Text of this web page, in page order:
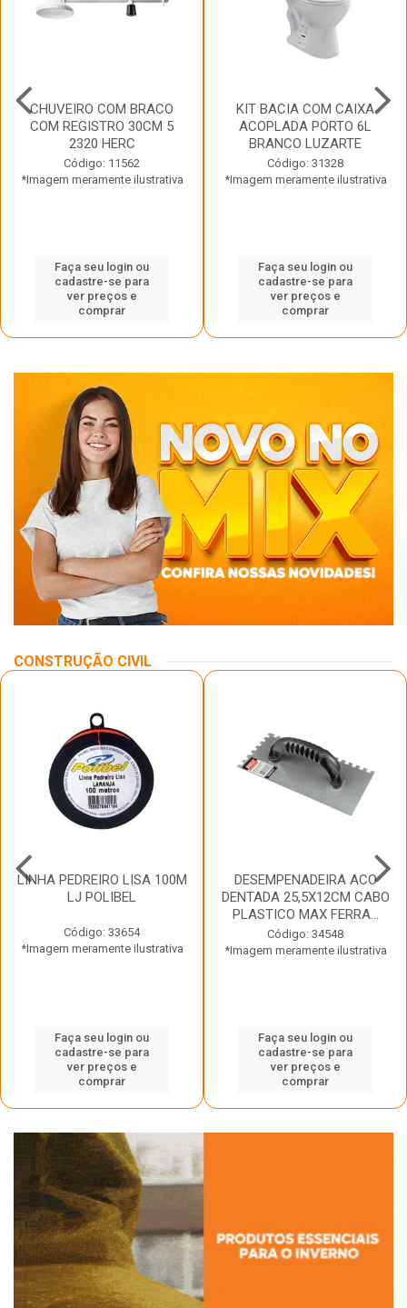
CHUVEIRO COM BRACO
COM REGISTRO 30CM 5
2320 HERC
Código: 11562
*Imagem meramente ilustrativa
Faça seu login ou
cadastre-se para
ver preços e
comprar
KIT BACIA COM CAIXA
ACOPLADA PORTO 6L
BRANCO LUZARTE
Código: 31328
*Imagem meramente ilustrativa
Faça seu login ou
cadastre-se para
ver preços e
comprar
CONSTRUÇÃO CIVIL
LINHA PEDREIRO LISA 100M
LJ POLIBEL
Código: 33654
*Imagem meramente ilustrativa
Faça seu login ou
cadastre-se para
ver preços e
comprar
DESEMPENADEIRA ACO
DENTADA 25,5X12CM CABO
PLASTICO MAX FERRA...
Código: 34548
*Imagem meramente ilustrativa
Faça seu login ou
cadastre-se para
ver preços e
comprar